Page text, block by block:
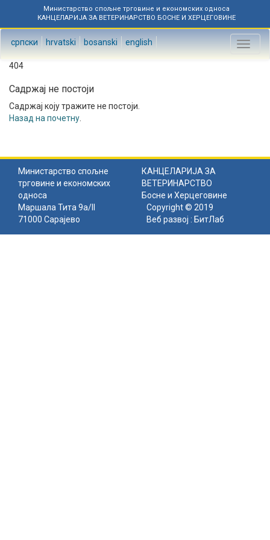
Министарство спољне трговине и економских односа
КАНЦЕЛАРИЈА ЗА ВЕТЕРИНАРСТВО БОСНЕ И ХЕРЦЕГОВИНЕ
српски hrvatski bosanski english
Toggle
404
Садржај не постоји
Садржај коју тражите не постоји.
Назад на почетну
Министарство спољне
трговине и економских
односа
КАНЦЕЛАРИЈА ЗА
ВЕТЕРИНАРСТВО
Босне и Херцеговине
Маршала Тита 9а/II
71000 Сарајево
Copyright © 2019
Веб развој : БитЛаб